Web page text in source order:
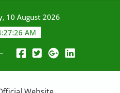
10 August 2026
AM